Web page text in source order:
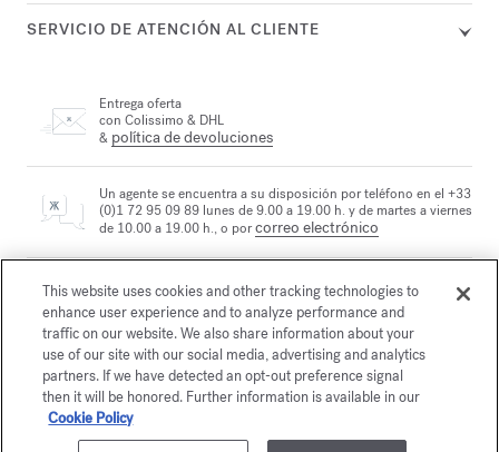
SERVICIO DE ATENCIÓN AL CLIENTE
Entrega oferta
con Colissimo & DHL
& política de devoluciones
Un agente se encuentra a su disposición por teléfono en el +33
(0)1 72 95 09 89 lunes de 9.00 a 19.00 h. y de martes a viernes
de 10.00 a 19.00 h., o porcorreo electrónico
Pago seguro
La Maison le propone
elegir entre dos cofres regalo
Descubrir
This website uses cookies and other tracking technologies to
enhance user experience and to analyze performance and
traffic on our website. We also share information about your
use of our site with our social media, advertising and analytics
partners. If we have detected an opt-out preference signal
then it will be honored. Further information is available in our
Cookie Policy